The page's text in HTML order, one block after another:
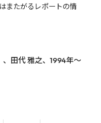
またがるレポートの情
田代 雅之、1994年～